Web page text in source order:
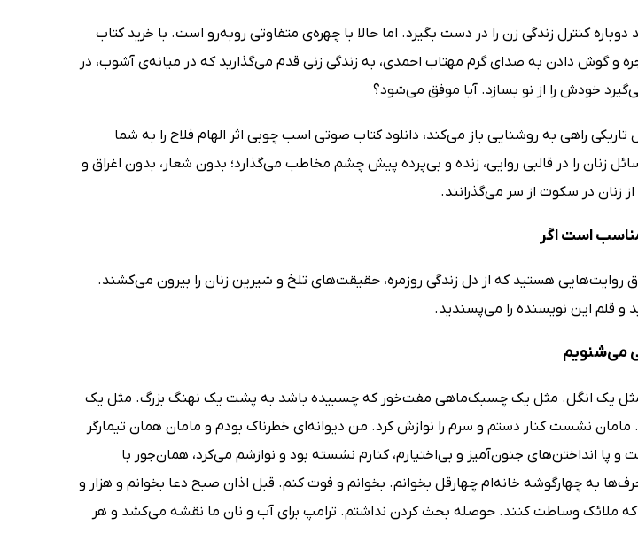
کنترل زندگی زن را در دست بگیرد. اما حالا با چهره‌ی متفاوتی روبه‌رو است. با خرید کتاب
و گوش دادن به صدای گرم مهتاب احمدی، به زندگی زنی قدم می‌گذارید که در میانه‌ی آشوب، در
خودش را از نو بسازد. آیا موفق می‌شود؟
تاریکی راهی به روشنایی باز می‌کند، دانلود کتاب صوتی اسب چوبی اثر الهام فلاح را به شما
زنان را در قالبی روایی، زنده و بی‌پرده پیش چشم مخاطب می‌گذارد؛ بدون شعار، بدون اغراق و
زنان در سکوت از سر می‌گذرانند.
است اگر
روایت‌هایی هستید که از دل زندگی روزمره، حقیقت‌های تلخ و شیرین زنان را بیرون می‌کشند.
و قلم این نویسنده را می‌پسندید.
می‌شنویم
مثل یک انگل. مثل یک چسبک‌ماهى مفت‌خور که چسبیده باشد به پشت یک نهنگ بزرگ. مثل یک
مامان نشست کنار دستم و سرم را نوازش کرد. من دیوانه‌اى خطرناک بودم و مامان همان تیمارگر
و پا انداختن‌هاى جنون‌آمیز و بى‌اختیارم، کنارم نشسته بود و نوازشم مى‌کرد، همان‌جور با
به چهارگوشه خانه‌ام چهارقل بخوانم. بخوانم و فوت کنم. قبل اذان صبح دعا بخوانم و هزار و
که ملائک وساطت کنند. حوصله بحث کردن نداشتم. ترامپ براى آب و نان ما نقشه مى‌کشد و هر